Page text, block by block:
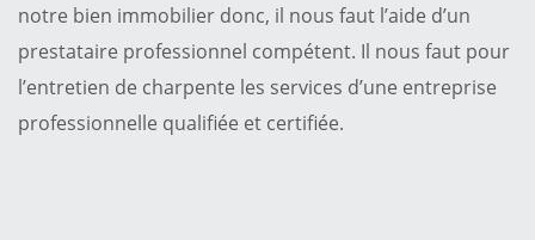
notre bien immobilier donc, il nous faut l’aide d’un
prestataire professionnel compétent. Il nous faut pour
l’entretien de charpente les services d’une entreprise
professionnelle qualifiée et certifiée.